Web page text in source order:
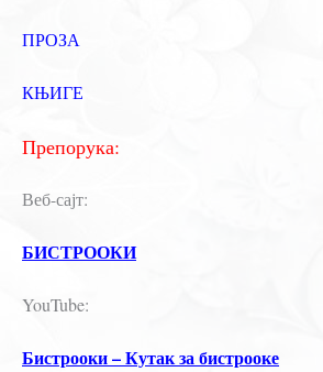
ПРОЗА
КЊИГЕ
Препорука:
Веб-сајт:
БИСТРООКИ
YouTube:
Бистрооки – Кутак за бистрооке